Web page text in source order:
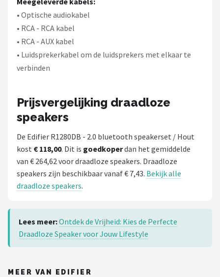
• Optische audiokabel
• RCA - RCA kabel
• RCA - AUX kabel
• Luidsprekerkabel om de luidsprekers met elkaar te
verbinden
Prijsvergelijking draadloze
speakers
De Edifier R1280DB - 2.0 bluetooth speakerset / Hout
kost € 118,00. Dit is goedkoperdan het gemiddelde
van € 264,62 voor draadloze speakers. Draadloze
speakers zijn beschikbaar vanaf € 7,43. Bekijk alle
draadloze speakers.
Lees meer:Ontdek de Vrijheid: Kies de Perfecte
Draadloze Speaker voor Jouw Lifestyle
MEER VAN EDIFIER